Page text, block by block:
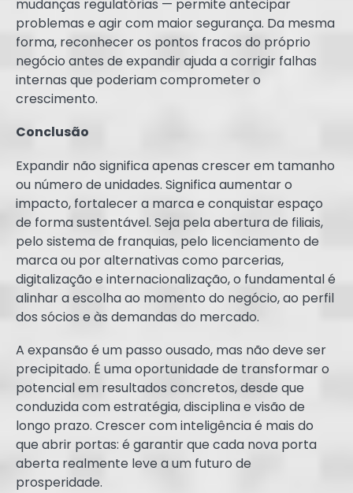
mudanças regulatórias — permite antecipar
problemas e agir com maior segurança. Da mesma
forma, reconhecer os pontos fracos do próprio
negócio antes de expandir ajuda a corrigir falhas
internas que poderiam comprometer o
crescimento.
Conclusão
Expandir não significa apenas crescer em tamanho
ou número de unidades. Significa aumentar o
impacto, fortalecer a marca e conquistar espaço
de forma sustentável. Seja pela abertura de filiais,
pelo sistema de franquias, pelo licenciamento de
marca ou por alternativas como parcerias,
digitalização e internacionalização, o fundamental é
alinhar a escolha ao momento do negócio, ao perfil
dos sócios e às demandas do mercado.
A expansão é um passo ousado, mas não deve ser
precipitado. É uma oportunidade de transformar o
potencial em resultados concretos, desde que
conduzida com estratégia, disciplina e visão de
longo prazo. Crescer com inteligência é mais do
que abrir portas: é garantir que cada nova porta
aberta realmente leve a um futuro de
prosperidade.